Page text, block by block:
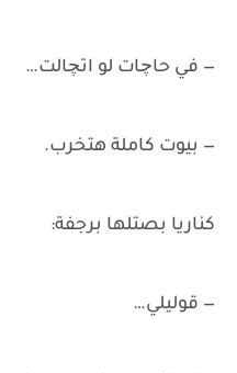
— في حاچات لو اتچالت…
— بيوت كاملة هتخرب.
كناريا بصتلها برجفة:
— قوليلي…